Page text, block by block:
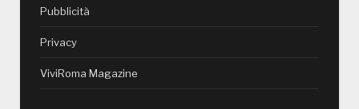
Pubblicità
Privacy
ViviRoma Magazine